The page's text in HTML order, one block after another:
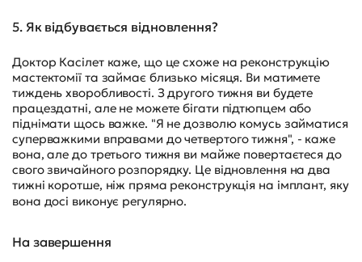
5. Як відбувається відновлення?
Доктор Касілет каже, що це схоже на реконструкцію
мастектомії та займає близько місяця. Ви матимете
тиждень хворобливості. З другого тижня ви будете
працездатні, але не можете бігати підтюпцем або
піднімати щось важке. "Я не дозволю комусь займатися
суперважкими вправами до четвертого тижня", - каже
вона, але до третього тижня ви майже повертаєтеся до
свого звичайного розпорядку. Це відновлення на два
тижні коротше, ніж пряма реконструкція на імплант, яку
вона досі виконує регулярно.
На завершення